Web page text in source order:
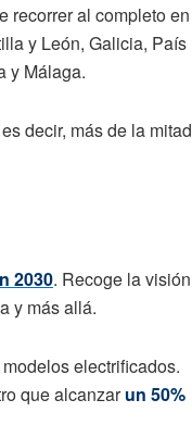
recorrer al completo en
y León, Galicia, País
y Málaga.
decir, más de la mitad
2030. Recoge la visión
y más allá.
electrificados.
que alcanzarun 50%